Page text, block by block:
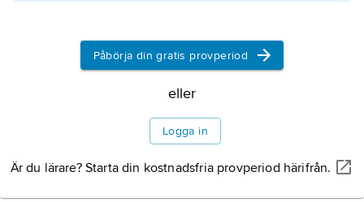
Information om artikeln
Påbörja din gratis provperiod
eller
Logga in
Är du lärare? Starta din kostnadsfria provperiod härifrån.